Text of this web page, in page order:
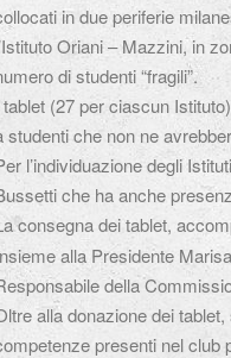
in due periferie
Oriani – Mazzini, in
di studenti “fragili”.
tablet (27 per ciascun
studenti che non ne
l’individuazione degli
che ha anche
consegna dei tablet,
alla Presidente
della
alla donazione dei
presenti nel club